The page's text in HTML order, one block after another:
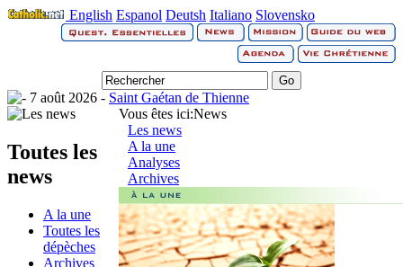
English Espanol Deutsh Italiano Slovensko
7 août 2026 - Saint Gaétan de Thienne
Toutes les
news
A la une
Toutes les
dépèches
Archives
Vous êtes ici:News
Les news
A la une
Analyses
Archives